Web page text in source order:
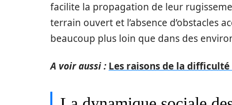
facilite la propagation de leur
terrain ouvert et l’absence d’obstacles
beaucoup plus loin que dans des
A voir aussi : Les raisons de la